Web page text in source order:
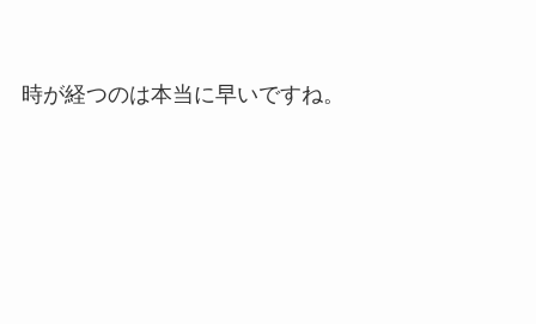
時が経つのは本当に早いですね。